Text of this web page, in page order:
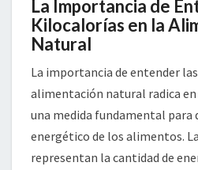
La Importancia de
Kilocalorías en la
Natural
La importancia de entender
alimentación natural radica en
una medida fundamental
energético de los alimentos.
representan la cantidad de